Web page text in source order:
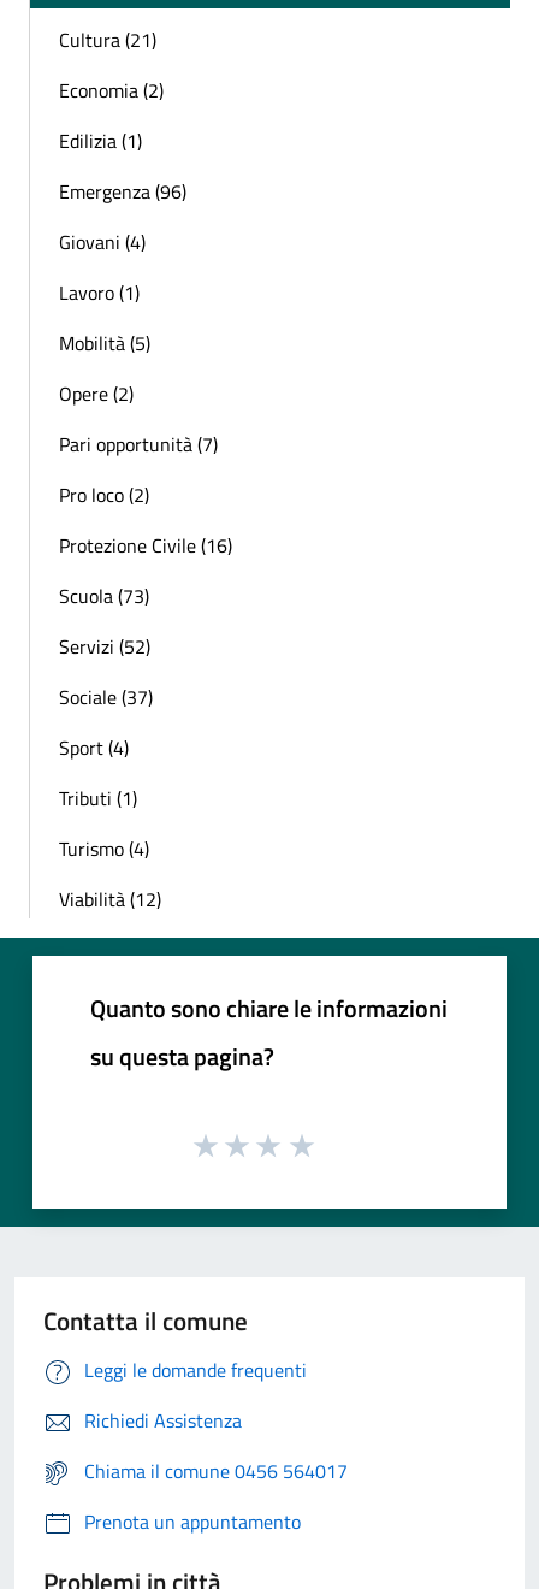
Cultura (21)
Economia (2)
Edilizia (1)
Emergenza (96)
Giovani (4)
Lavoro (1)
Mobilità (5)
Opere (2)
Pari opportunità (7)
Pro loco (2)
Protezione Civile (16)
Scuola (73)
Servizi (52)
Sociale (37)
Sport (4)
Tributi (1)
Turismo (4)
Viabilità (12)
Quanto sono chiare le informazioni
su questa pagina?
Contatta il comune
Leggi le domande frequenti
Richiedi Assistenza
Chiama il comune 0456 564017
Prenota un appuntamento